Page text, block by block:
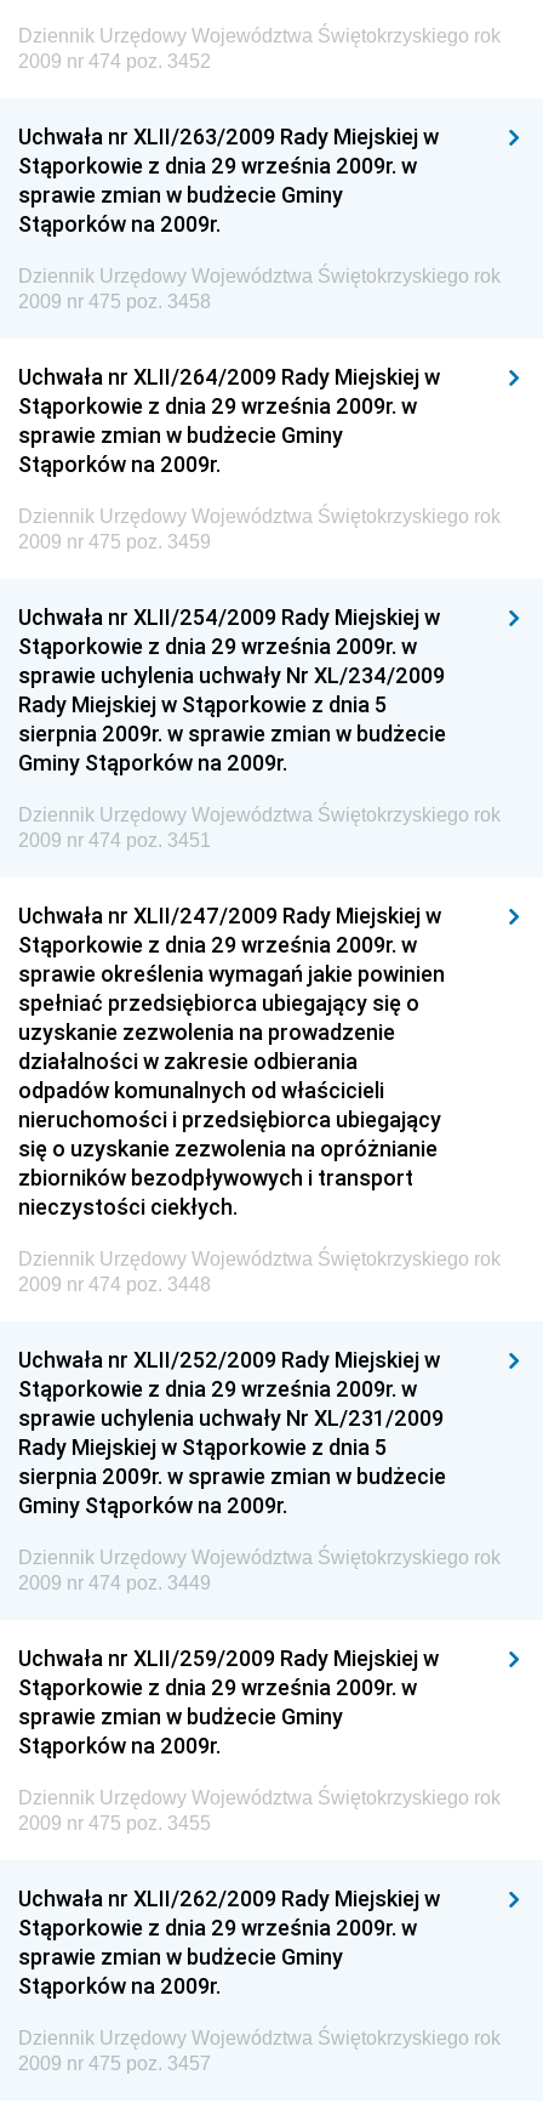
Środowiska
Dziennik Urzędowy Generalnej Dyrekcji Ochrony
Dziennik Urzędowy Ministerstwa Administracji,
Gospodarki Terenowej i Ochrony Środowiska
Dziennik Urzędowy Ministerstwa Administracji i
Gospodarki Przestrzennej
Dziennik Urzędowy Unii Europejskiej, L
Dziennik Urzędowy Ministerstwa Przemysłu
Chemicznego i Lekkiego
Dziennik Urzędowy Ministerstwa Rolnictwa i
Gospodarki Żywnościowej
Dziennik Urzędowy Ministra Rodziny, Pracy i Polityki
Społecznej
Dziennik Urzędowy Ministra Rozwoju
Dziennik Urzędowy Ministra Infrastruktury i
Budownictwa
Dziennik Urzędowy Ministra Gospodarki Morskiej i
Żeglugi Śródlądowej
Dziennik Urzędowy Ministra Energii
Dziennik Urzędowy Ministra Finansów
Dziennik Urzędowy Ministra Rozwoju i Finansów
Dziennik Urzędowy Wyższego Urzędu Górniczego
Dziennik Urzędowy Prezesa Urzędu Transportu
Kolejowego
Dziennik Urzędowy Ministra Przedsiębiorczości i
Technologii
Dziennik Urzędowy Ministra Inwestycji i Rozwoju
Dziennik Urzędowy Naczelnego Dyrektora Archiwów
Państwowych
Dziennik Urzędowy Ministra Finansów, Inwestycji i
Rozwoju
Dziennik Urzędowy Ministra Sportu
Dziennik Urzędowy Ministra Funduszy i Polityki
Regionalnej
Dziennik Urzędowy Ministra Aktywów Państwowych
Dziennik Urzędowy Ministra Zdrowia
Dziennik Urzędowy Ministra Środowiska i Głównego
Inspektora Ochrony Środowiska
Dziennik Urzędowy Ministerstwa Kultury, Dziedzictwa
Narodowego i Sportu
Dziennik Urzędowy Ministra Finansów, Funduszy i
Dziennik Urzędowy Ministra Rozwoju, Pracy i
Dziennik Urzędowy Ministra Kultury, Dziedzictwa
Narodowego i Sportu
Dziennik Urzędowy Ministra Rodziny i Polityki
Społecznej
Dziennik Urzędowy Komendy Głównej Straży
Granicznej
Dziennik Urzędowy Województwa Świętokrzyskiego rok
2009 nr 474 poz. 3452
Uchwała nr XLII/263/2009 Rady Miejskiej w
Stąporkowie z dnia 29 września 2009r. w
sprawie zmian w budżecie Gminy
Stąporków na 2009r.
Dziennik Urzędowy Województwa Świętokrzyskiego rok
2009 nr 475 poz. 3458
Uchwała nr XLII/264/2009 Rady Miejskiej w
Stąporkowie z dnia 29 września 2009r. w
sprawie zmian w budżecie Gminy
Stąporków na 2009r.
Dziennik Urzędowy Województwa Świętokrzyskiego rok
2009 nr 475 poz. 3459
Uchwała nr XLII/254/2009 Rady Miejskiej w
Stąporkowie z dnia 29 września 2009r. w
sprawie uchylenia uchwały Nr XL/234/2009
Rady Miejskiej w Stąporkowie z dnia 5
sierpnia 2009r. w sprawie zmian w budżecie
Gminy Stąporków na 2009r.
Dziennik Urzędowy Województwa Świętokrzyskiego rok
2009 nr 474 poz. 3451
Uchwała nr XLII/247/2009 Rady Miejskiej w
Stąporkowie z dnia 29 września 2009r. w
sprawie określenia wymagań jakie powinien
spełniać przedsiębiorca ubiegający się o
uzyskanie zezwolenia na prowadzenie
działalności w zakresie odbierania
odpadów komunalnych od właścicieli
nieruchomości i przedsiębiorca ubiegający
się o uzyskanie zezwolenia na opróżnianie
zbiorników bezodpływowych i transport
nieczystości ciekłych.
Dziennik Urzędowy Województwa Świętokrzyskiego rok
2009 nr 474 poz. 3448
Uchwała nr XLII/252/2009 Rady Miejskiej w
Stąporkowie z dnia 29 września 2009r. w
sprawie uchylenia uchwały Nr XL/231/2009
Rady Miejskiej w Stąporkowie z dnia 5
sierpnia 2009r. w sprawie zmian w budżecie
Gminy Stąporków na 2009r.
Dziennik Urzędowy Województwa Świętokrzyskiego rok
2009 nr 474 poz. 3449
Uchwała nr XLII/259/2009 Rady Miejskiej w
Stąporkowie z dnia 29 września 2009r. w
sprawie zmian w budżecie Gminy
Stąporków na 2009r.
Dziennik Urzędowy Województwa Świętokrzyskiego rok
2009 nr 475 poz. 3455
Uchwała nr XLII/262/2009 Rady Miejskiej w
Stąporkowie z dnia 29 września 2009r. w
sprawie zmian w budżecie Gminy
Stąporków na 2009r.
Dziennik Urzędowy Województwa Świętokrzyskiego rok
2009 nr 475 poz. 3457